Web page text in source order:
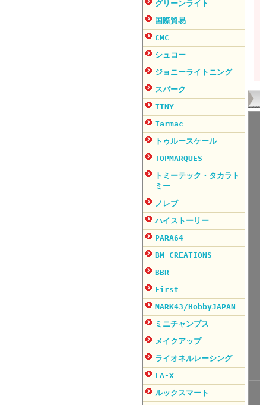
グリーンライト
国際貿易
CMC
シュコー
ジョニーライトニング
スパーク
TINY
Tarmac
トゥルースケール
TOPMARQUES
トミーテック・タカラト
ミー
ノレブ
ハイストーリー
PARA64
BM CREATIONS
BBR
First
MARK43/HobbyJAPAN
ミニチャンプス
メイクアップ
ライオネルレーシング
LA-X
ルックスマート